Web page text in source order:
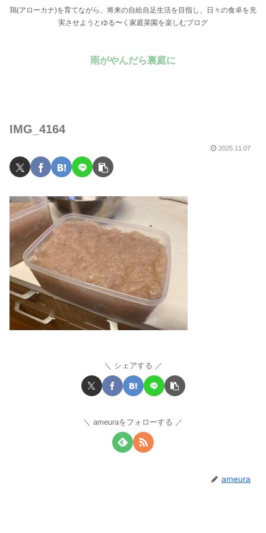
鶏(アローカナ)を育てながら、将来の自給自足生活を目指し、日々の食卓を充
実させようとゆる〜く家庭菜園を楽しむブログ
雨がやんだら裏庭に
IMG_4164
2025.11.07
シェアする
ameuraをフォローする
ameura